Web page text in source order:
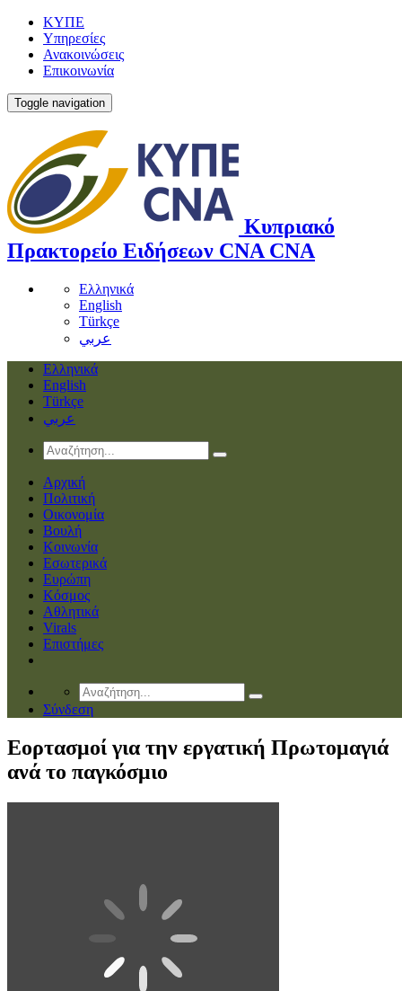
ΚΥΠΕ
Υπηρεσίες
Ανακοινώσεις
Επικοινωνία
Toggle navigation
Κυπριακό
Πρακτορείο Ειδήσεων CNA CNA
Ελληνικά
English
Türkçe
عربي
Ελληνικά
English
Türkçe
عربي
Αρχική
Πολιτική
Οικονομία
Βουλή
Κοινωνία
Εσωτερικά
Ευρώπη
Κόσμος
Αθλητικά
Virals
Επιστήμες
Σύνδεση
Eoρτασμοί για την εργατική Πρωτομαγιά
ανά το παγκόσμιο